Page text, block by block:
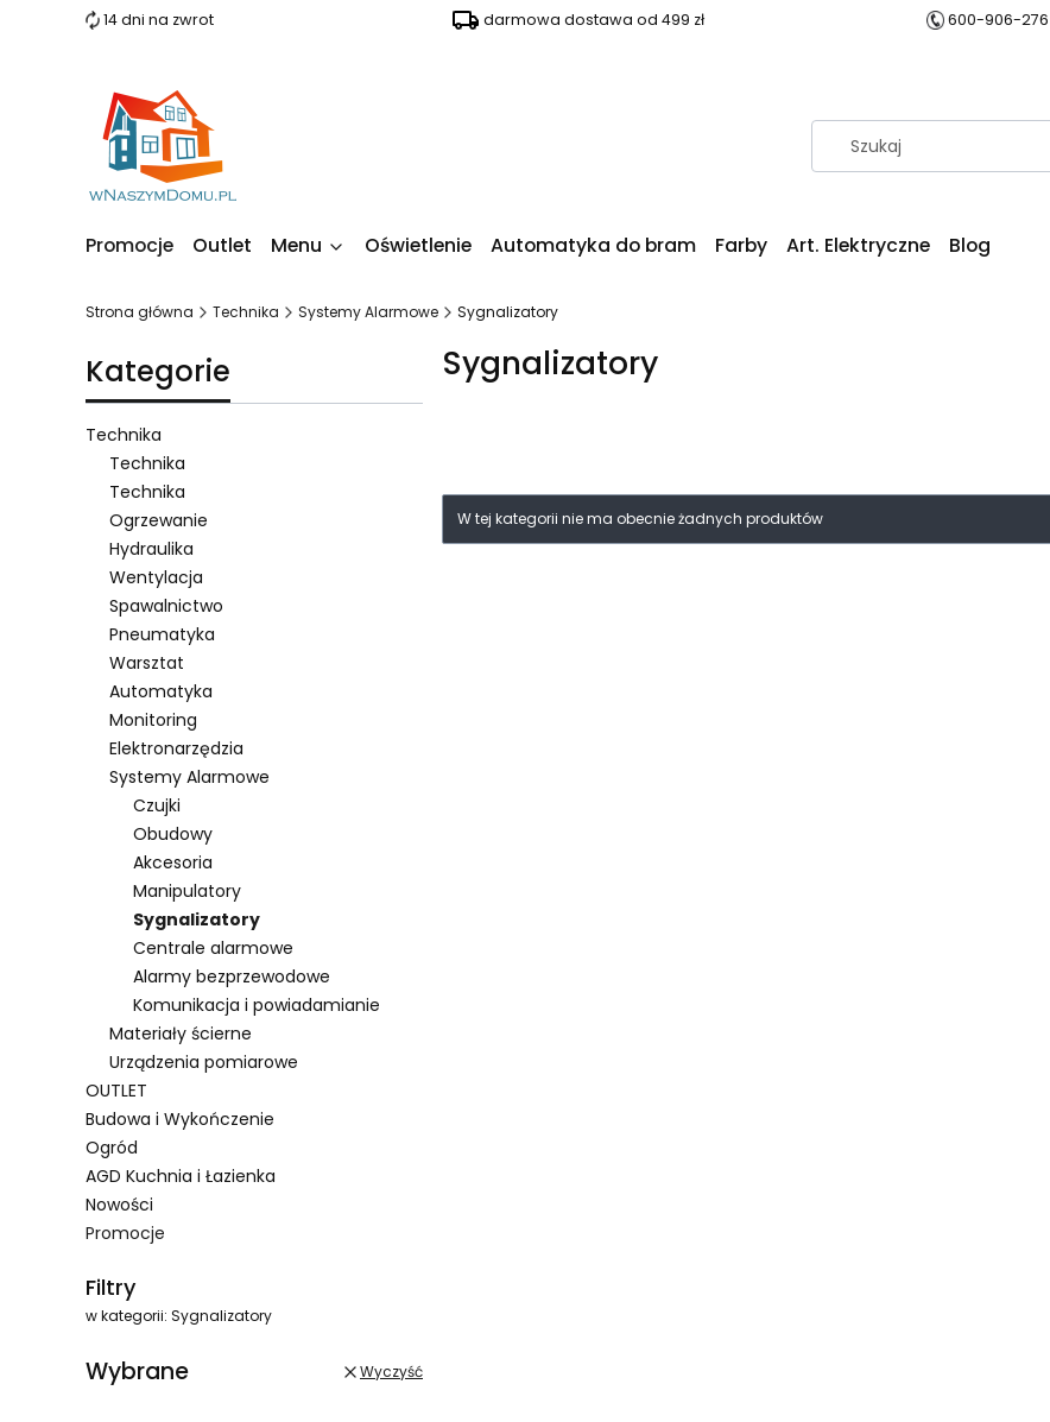
14 dni na zwrot darmowa dostawa od 499 zł 600-906-276
Promocje Outlet Menu Oświetlenie Automatyka do bram Farby Art. Elektryczne Blog
Strona główna Technika Systemy Alarmowe Sygnalizatory
Kategorie
Technika
Technika
Technika
Ogrzewanie
Hydraulika
Wentylacja
Spawalnictwo
Pneumatyka
Warsztat
Automatyka
Monitoring
Elektronarzędzia
Systemy Alarmowe
Czujki
Obudowy
Akcesoria
Manipulatory
Sygnalizatory
Centrale alarmowe
Alarmy bezprzewodowe
Komunikacja i powiadamianie
Materiały ścierne
Urządzenia pomiarowe
OUTLET
Budowa i Wykończenie
Ogród
AGD Kuchnia i Łazienka
Nowości
Promocje
Filtry
w kategorii: Sygnalizatory
Wybrane Wyczyść
Sygnalizatory
Lista produktów
W tej kategorii nie ma obecnie żadnych produktów